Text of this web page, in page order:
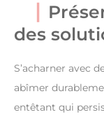
des
S’acharner avec
abîmer
entêtant qui